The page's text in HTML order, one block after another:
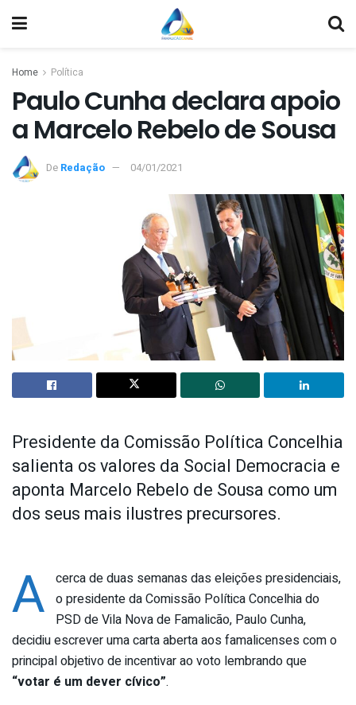
Home Política
Paulo Cunha declara apoio
a Marcelo Rebelo de Sousa
De Redação 04/01/2021
Presidente da Comissão Política Concelhia
salienta os valores da Social Democracia e
aponta Marcelo Rebelo de Sousa como um
dos seus mais ilustres precursores.
A cerca de duas semanas das eleições presidenciais,
o presidente da Comissão Política Concelhia do
PSD de Vila Nova de Famalicão, Paulo Cunha,
decidiu escrever uma carta aberta aos famalicenses com o
principal objetivo de incentivar ao voto lembrando que
“votar é um dever cívico”.